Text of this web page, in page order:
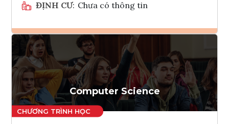
ĐỊNH CƯ: Chưa có thông tin
Ghi danh
Tham vấn Interlink
Computer Science